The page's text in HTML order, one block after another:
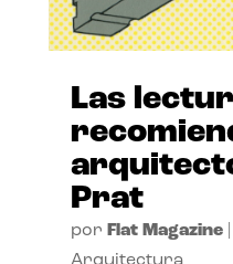
Las
Prat
por Flat Magazine|